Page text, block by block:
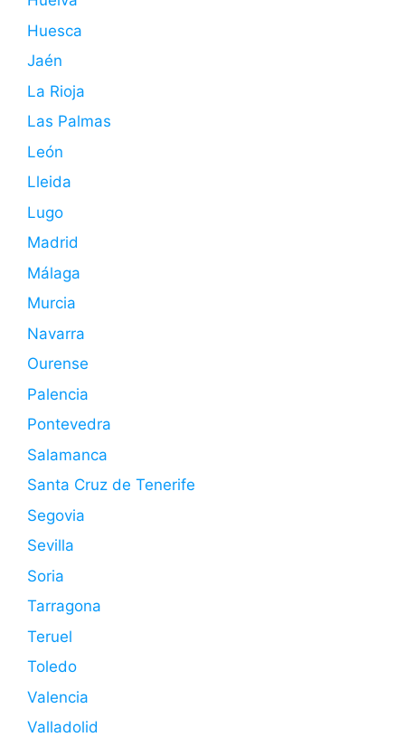
Huesca
Jaén
La Rioja
Las Palmas
León
Lleida
Lugo
Madrid
Málaga
Murcia
Navarra
Ourense
Palencia
Pontevedra
Salamanca
Santa Cruz de Tenerife
Segovia
Sevilla
Soria
Tarragona
Teruel
Toledo
Valencia
Valladolid